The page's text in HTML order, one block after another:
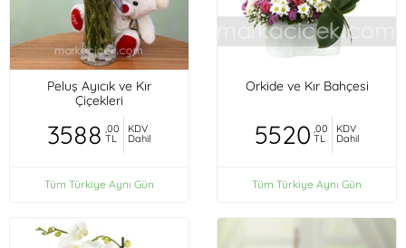
Peluş Ayıcık ve Kır
Çiçekleri
3588 ,00
TL
KDV
Dahil
Tüm Türkiye Aynı Gün
Orkide ve Kır Bahçesi
5520 ,00
TL
KDV
Dahil
Tüm Türkiye Aynı Gün